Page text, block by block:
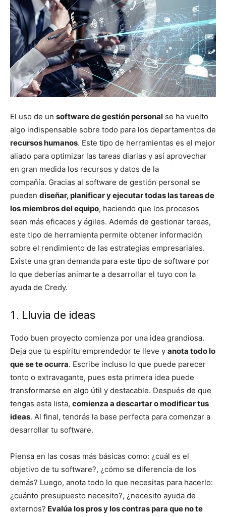
El uso de un software de gestión personal se ha vuelto
algo indispensable sobre todo para los departamentos de
recursos humanos. Este tipo de herramientas es el mejor
aliado para optimizar las tareas diarias y así aprovechar
en gran medida los recursos y datos de la
compañía. Gracias al software de gestión personal se
pueden diseñar, planificar y ejecutar todas las tareas de
los miembros del equipo, haciendo que los procesos
sean más eficaces y ágiles. Además de gestionar tareas,
este tipo de herramienta permite obtener información
sobre el rendimiento de las estrategias empresariales.
Existe una gran demanda para este tipo de software por
lo que deberías animarte a desarrollar el tuyo con la
ayuda de Credy.
1. Lluvia de ideas
Todo buen proyecto comienza por una idea grandiosa.
Deja que tu espíritu emprendedor te lleve y anota todo lo
que se te ocurra. Escribe incluso lo que puede parecer
tonto o extravagante, pues esta primera idea puede
transformarse en algo útil y destacable. Después de que
tengas esta lista, comienza a descartar o modificar tus
ideas. Al final, tendrás la base perfecta para comenzar a
desarrollar tu software.
Piensa en las cosas más básicas como: ¿cuál es el
objetivo de tu software?, ¿cómo se diferencia de los
demás? Luego, anota todo lo que necesitas para hacerlo:
¿cuánto presupuesto necesito?, ¿necesito ayuda de
externos? Evalúa los pros y los contras para que no te